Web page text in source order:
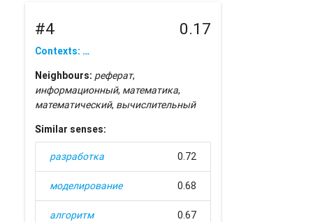
#4 0.17
Contexts: …
Neighbours: реферат,
информационный, математика,
математический, вычислительный
Similar senses:
разработка 0.72
моделирование 0.68
алгоритм 0.67